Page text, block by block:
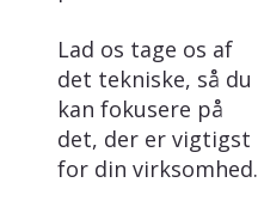
Lad os tage os af
det tekniske, så du
kan fokusere på
det, der er vigtigst
for din virksomhed.